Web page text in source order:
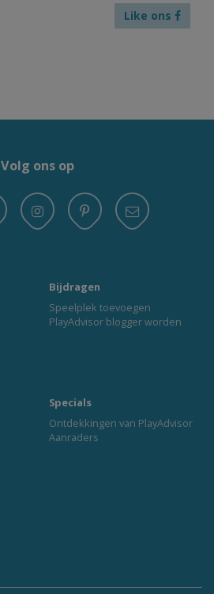
Like ons
Volg ons op
Bijdragen
Speelplek toevoegen
PlayAdvisor blogger worden
Specials
Ontdekkingen van PlayAdvisor
Aanraders